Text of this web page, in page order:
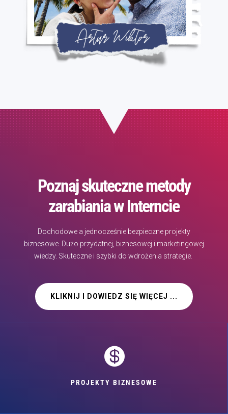
Poznaj skuteczne metody
zarabiania w Interncie
Dochodowe a jednocześnie bezpieczne projekty
biznesowe. Dużo przydatnej, biznesowej i marketingowej
wiedzy. Skuteczne i szybki do wdrożenia strategie.
KLIKNIJ I DOWIEDZ SIĘ WIĘCEJ ...

PROJEKTY BIZNESOWE